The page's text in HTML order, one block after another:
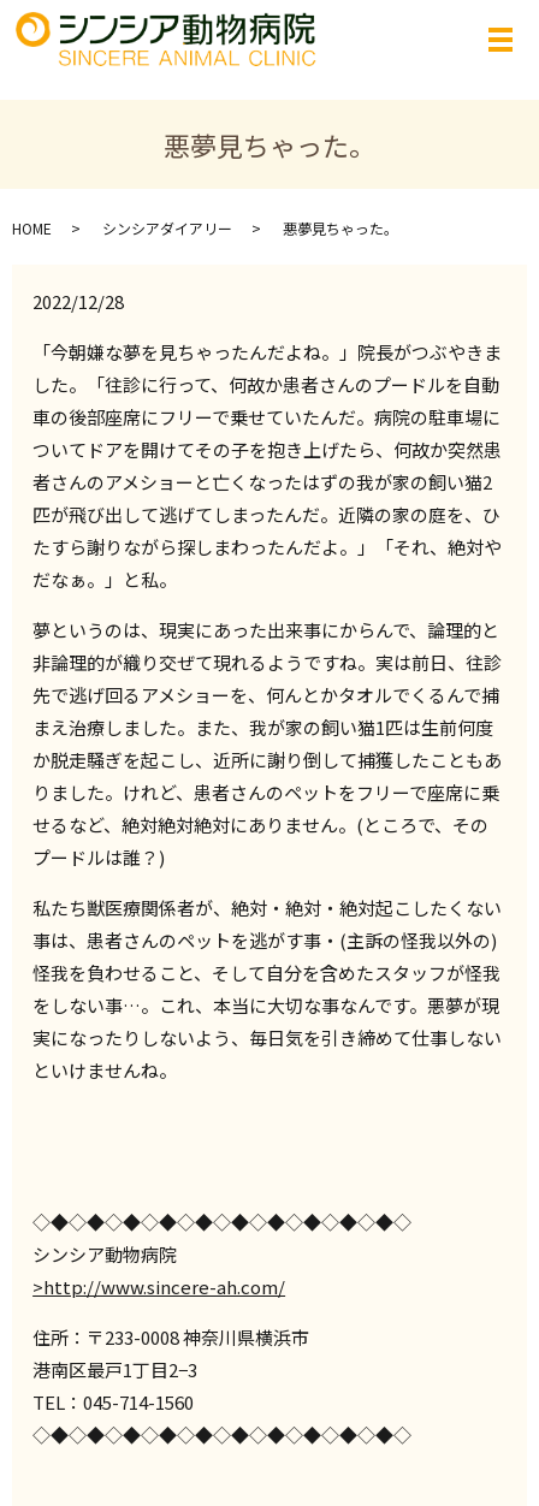
悪夢見ちゃった。
HOME シンシアダイアリー 悪夢見ちゃった。
2022/12/28
「今朝嫌な夢を見ちゃったんだよね。」院長がつぶやきま
した。「往診に行って、何故か患者さんのプードルを自動
車の後部座席にフリーで乗せていたんだ。病院の駐車場に
ついてドアを開けてその子を抱き上げたら、何故か突然患
者さんのアメショーと亡くなったはずの我が家の飼い猫2
匹が飛び出して逃げてしまったんだ。近隣の家の庭を、ひ
たすら謝りながら探しまわったんだよ。」「それ、絶対や
だなぁ。」と私。
夢というのは、現実にあった出来事にからんで、論理的と
非論理的が織り交ぜて現れるようですね。実は前日、往診
先で逃げ回るアメショーを、何んとかタオルでくるんで捕
まえ治療しました。また、我が家の飼い猫1匹は生前何度
か脱走騒ぎを起こし、近所に謝り倒して捕獲したこともあ
りました。けれど、患者さんのペットをフリーで座席に乗
せるなど、絶対絶対絶対にありません。(ところで、その
プードルは誰？)
私たち獣医療関係者が、絶対・絶対・絶対起こしたくない
事は、患者さんのペットを逃がす事・(主訴の怪我以外の)
怪我を負わせること、そして自分を含めたスタッフが怪我
をしない事…。これ、本当に大切な事なんです。悪夢が現
実になったりしないよう、毎日気を引き締めて仕事しない
といけませんね。
◇◆◇◆◇◆◇◆◇◆◇◆◇◆◇◆◇◆◇◆◇
シンシア動物病院
>http://www.sincere-ah.com/
住所：〒233-0008 神奈川県横浜市
港南区最戸1丁目2−3
TEL：045-714-1560
◇◆◇◆◇◆◇◆◇◆◇◆◇◆◇◆◇◆◇◆◇